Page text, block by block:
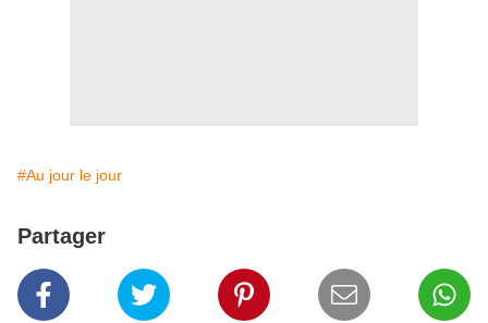
#Au jour le jour
Partager